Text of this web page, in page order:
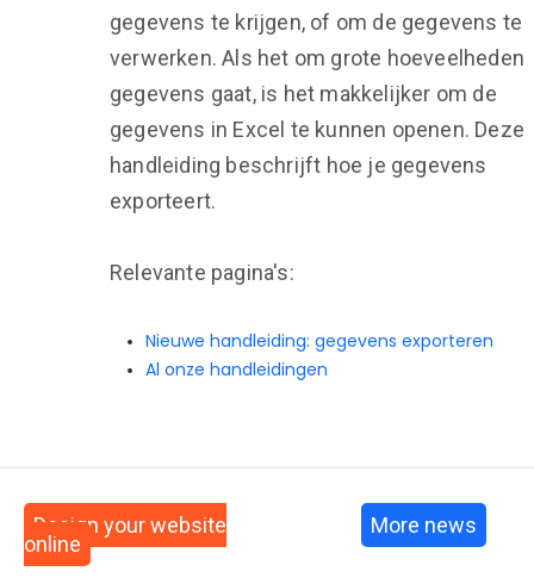
gegevens te krijgen, of om de gegevens te
verwerken. Als het om grote hoeveelheden
gegevens gaat, is het makkelijker om de
gegevens in Excel te kunnen openen. Deze
handleiding beschrijft hoe je gegevens
exporteert.
Relevante pagina's:
Nieuwe handleiding: gegevens exporteren
Al onze handleidingen
Design your website
online
More news